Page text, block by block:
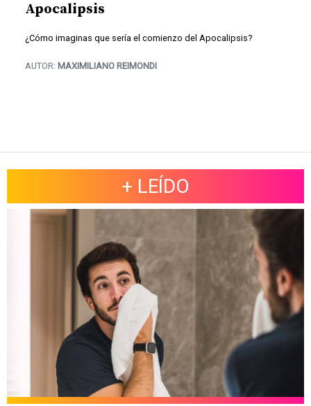
Apocalipsis
¿Cómo imaginas que sería el comienzo del Apocalipsis?
AUTOR: MAXIMILIANO REIMONDI
+ LEÍDO